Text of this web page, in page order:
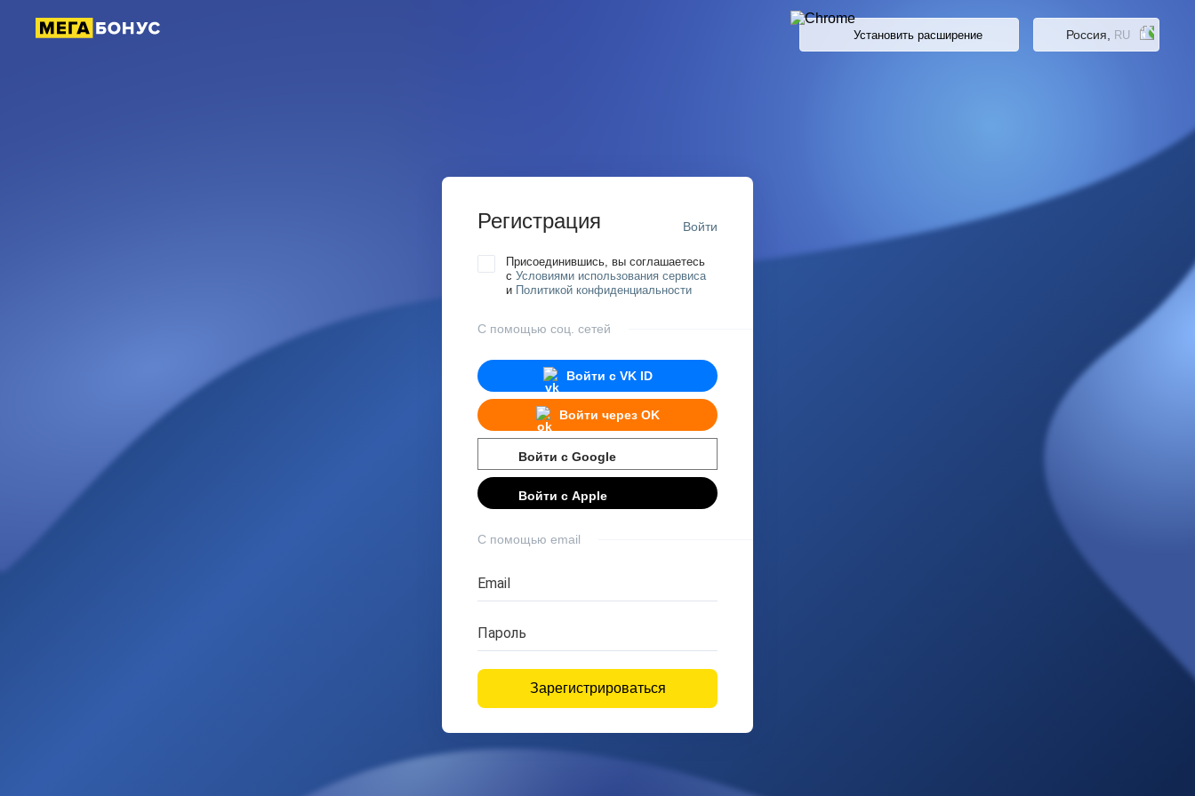
Регистрация Войти
Присоединившись, вы соглашаетесь
с Условиями использования сервиса
и Политикой конфиденциальности
С помощью соц. сетей
Войти с VK ID
Войти через OK
Войти с Google
Войти с Apple
С помощью email
Email
Пароль
Зарегистрироваться
Установить расширение Россия, RU